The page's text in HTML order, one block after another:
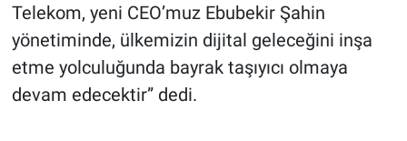
Telekom, yeni CEO’muz Ebubekir Şahin
yönetiminde, ülkemizin dijital geleceğini inşa
etme yolculuğunda bayrak taşıyıcı olmaya
devam edecektir” dedi.